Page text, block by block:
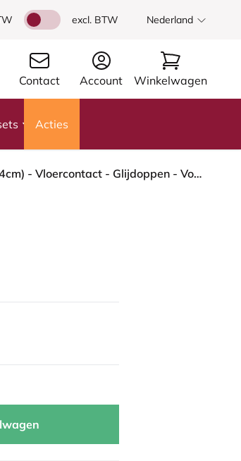
excl. BTW Nederland
Contact Account Winkelwagen
Acties
HÅG Capisco 8106 - Sirdal (GU) - Wol - SRD960 - Green - Framekleur - Wit - Gasveer - 200 mm (Zithoogte 46-64cm) - Vloercontact - Glijdoppen - Voetenring - Ja, in framekleur - Voetster - Nee, voetster in framekleur